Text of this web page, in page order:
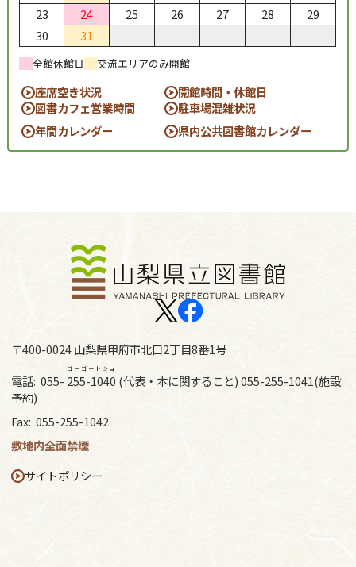
23
24 25 26 27 28
29
30
31
全館休館日 交流エリアのみ開館
座席空き状況
開館時間・休館日
図書カフェ営業時間
駐車場混雑状況
年間カレンダー
県内公共図書館カレンダー
〒400-0024 山梨県甲府市北口2丁目8番1号
電話: 055- 255-1040
ゴーゴートショ
(代表・本に関すること) 055-255-1041(施設
予約)
Fax: 055-255-1042
敷地内全面禁煙
サイトポリシー